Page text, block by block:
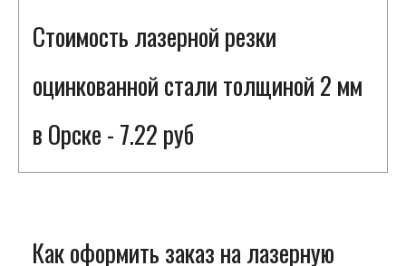
Стоимость лазерной резки
оцинкованной стали толщиной 2 мм
в Орске - 7.22 руб
Как оформить заказ на лазерную